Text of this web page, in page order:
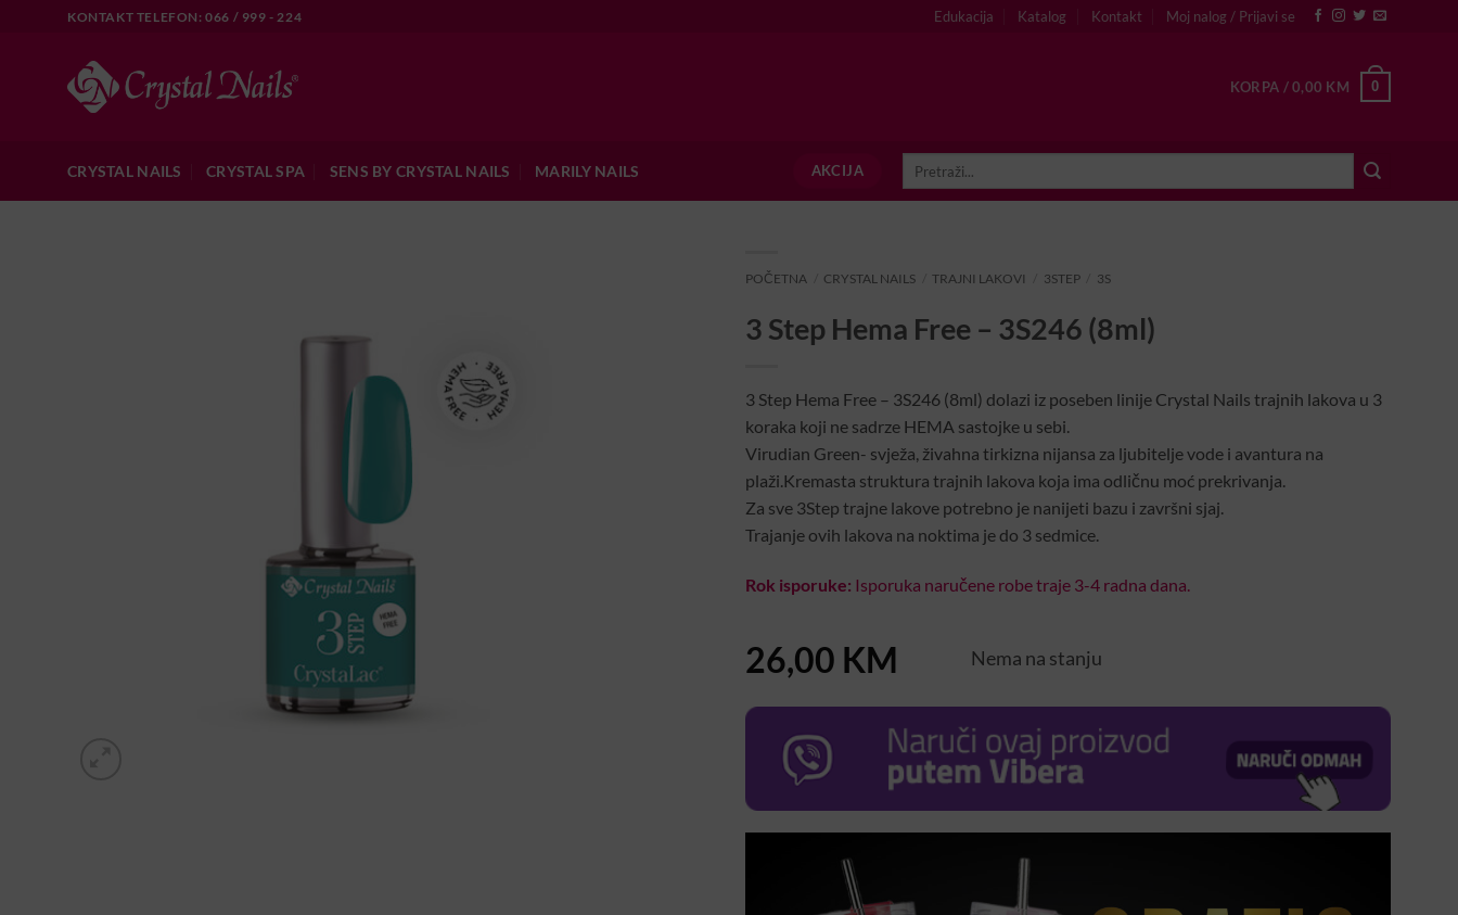
KONTAKT TELEFON: 066 / 999 - 224 Edukacija Katalog Kontakt Moj nalog / Prijavi se
KORPA /0,00 KM 0
CRYSTAL NAILS CRYSTAL SPA SENS BY CRYSTAL NAILS MARILY NAILS AKCIJA
POČETNA CRYSTAL NAILS TRAJNI LAKOVI 3STEP 3S
3 Step Hema Free – 3S246 (8ml)
3 Step Hema Free – 3S246 (8ml) dolazi iz poseben linije Crystal Nails trajnih lakova u 3
koraka koji ne sadrze HEMA sastojke u sebi.
Virudian Green- svježa, živahna tirkizna nijansa za ljubitelje vode i avantura na
plaži.Kremasta struktura trajnih lakova koja ima odličnu moć prekrivanja.
Za sve 3Step trajne lakove potrebno je nanijeti bazu i završni sjaj.
Trajanje ovih lakova na noktima je do 3 sedmice.
Rok isporuke: Isporuka naručene robe traje 3-4 radna dana.
26,00 KM Nema na stanju